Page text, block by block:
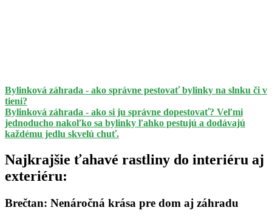
Bylinková záhrada - ako správne pestovať bylinky na slnku či v
tieni?
Bylinková záhrada - ako si ju správne dopestovať? Veľmi
jednoducho nakoľko sa bylinky ľahko pestujú a dodávajú
každému jedlu skvelú chuť.
Najkrajšie ťahavé rastliny do interiéru aj
exteriéru:
Brečtan: Nenáročná krása pre dom aj záhradu